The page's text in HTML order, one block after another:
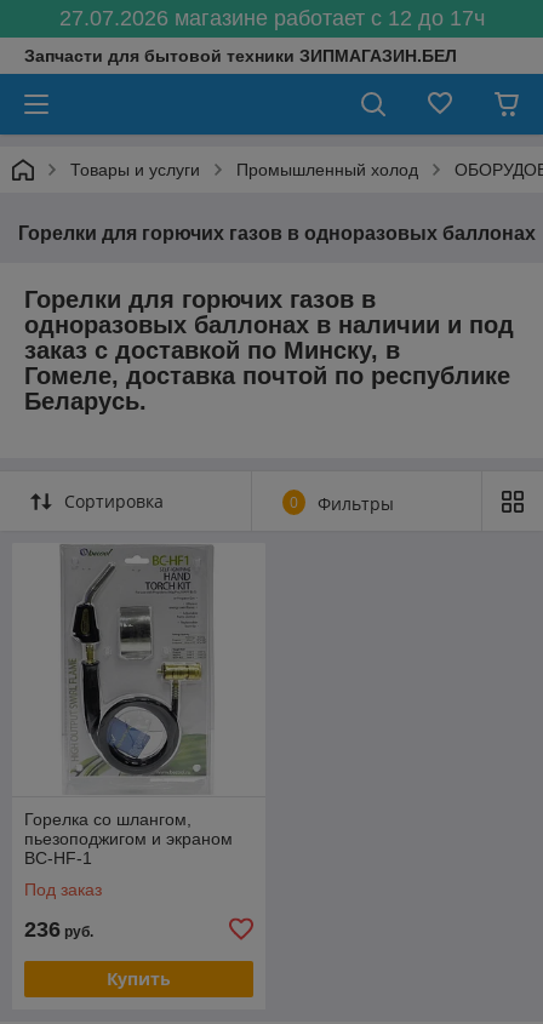
27.07.2026 магазине работает с 12 до 17ч
Запчасти для бытовой техники ЗИПМАГАЗИН.БЕЛ
Товары и услуги Промышленный холод
Горелки для горючих газов в одноразовых баллонах
Горелки для горючих газов в
одноразовых баллонах в наличии и под
заказ с доставкой по Минску, в
Гомеле, доставка почтой по республике
Беларусь.
Сортировка 0 Фильтры
Горелка со шлангом,
пьезоподжигом и экраном
BC-HF-1
Под заказ
236 руб.
Купить